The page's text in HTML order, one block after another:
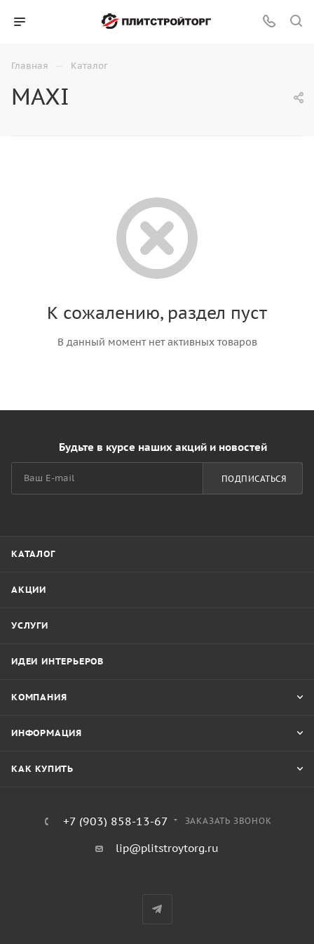
Главная — Каталог
MAXI
К сожалению, раздел пуст
В данный момент нет активных товаров
Будьте в курсе наших акций и новостей
ПОДПИСАТЬСЯ
КАТАЛОГ
АКЦИИ
УСЛУГИ
ИДЕИ ИНТЕРЬЕРОВ
КОМПАНИЯ
ИНФОРМАЦИЯ
КАК КУПИТЬ
+7 (903) 858-13-67 ЗАКАЗАТЬ ЗВОНОК
lip@plitstroytorg.ru